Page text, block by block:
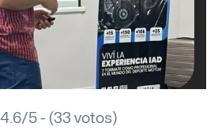
4.6/5 - (33 votos)